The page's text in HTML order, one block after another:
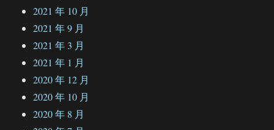
2021 年 10 月
2021 年 9 月
2021 年 3 月
2021 年 1 月
2020 年 12 月
2020 年 10 月
2020 年 8 月